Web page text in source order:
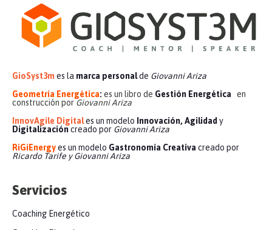
GioSyst3mes la marca personalde Giovanni Ariza
Geometría Energética: es un libro de Gestión Energética
en
construcción por Giovanni Ariza
InnovAgile Digitales un modelo Innovación, Agilidad y
Digitalizacióncreado por Giovanni Ariza
RiGiEnergyes un modelo Gastronomía Creativa creado por
Ricardo Tarife y Giovanni Ariza
Servicios
Coaching Energético